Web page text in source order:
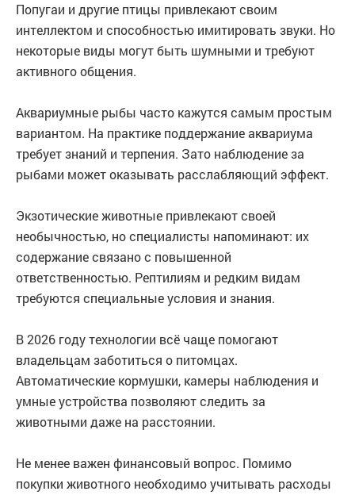
Попугаи и другие птицы привлекают своим
интеллектом и способностью имитировать звуки. Но
некоторые виды могут быть шумными и требуют
активного общения.
Аквариумные рыбы часто кажутся самым простым
вариантом. На практике поддержание аквариума
требует знаний и терпения. Зато наблюдение за
рыбами может оказывать расслабляющий эффект.
Экзотические животные привлекают своей
необычностью, но специалисты напоминают: их
содержание связано с повышенной
ответственностью. Рептилиям и редким видам
требуются специальные условия и знания.
В 2026 году технологии всё чаще помогают
владельцам заботиться о питомцах.
Автоматические кормушки, камеры наблюдения и
умные устройства позволяют следить за
животными даже на расстоянии.
Не менее важен финансовый вопрос. Помимо
покупки животного необходимо учитывать расходы